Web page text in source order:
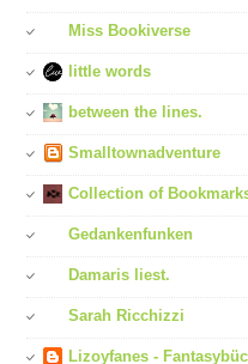
Miss Bookiverse
little words
between the lines.
Smalltownadventure
Collection of
Gedankenfunken
Damaris liest.
Sarah Ricchizzi
Lizoyfanes -